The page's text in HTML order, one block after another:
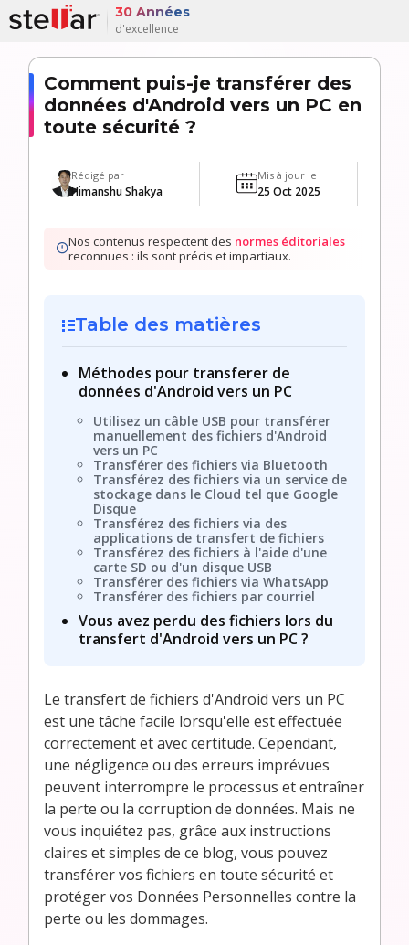
30 Années
d'excellence
Comment puis-je transférer des
données d'Android vers un PC en
toute sécurité ?
Rédigé par
Himanshu Shakya
Mis à jour le
25 Oct 2025
Nos contenus respectent des normes éditoriales
reconnues : ils sont précis et impartiaux.
Table des matières
Méthodes pour transferer de
données d'Android vers un PC
Utilisez un câble USB pour transférer
manuellement des fichiers d'Android
vers un PC
Transférer des fichiers via Bluetooth
Transférez des fichiers via un service de
stockage dans le Cloud tel que Google
Disque
Transférez des fichiers via des
applications de transfert de fichiers
Transférez des fichiers à l'aide d'une
carte SD ou d'un disque USB
Transférer des fichiers via WhatsApp
Transférer des fichiers par courriel
Vous avez perdu des fichiers lors du
transfert d'Android vers un PC ?
Le transfert de fichiers d'Android vers un PC
est une tâche facile lorsqu'elle est effectuée
correctement et avec certitude. Cependant,
une négligence ou des erreurs imprévues
peuvent interrompre le processus et entraîner
la perte ou la corruption de données. Mais ne
vous inquiétez pas, grâce aux instructions
claires et simples de ce blog, vous pouvez
transférer vos fichiers en toute sécurité et
protéger vos Données Personnelles contre la
perte ou les dommages.